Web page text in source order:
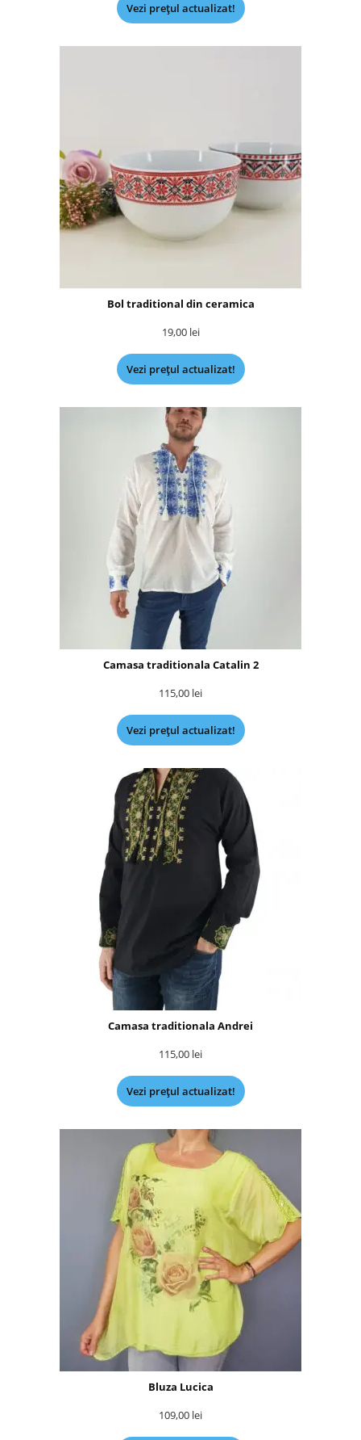
Vezi prețul actualizat!
Bol traditional din ceramica
19,00 lei
Vezi prețul actualizat!
Camasa traditionala Catalin 2
115,00 lei
Vezi prețul actualizat!
Camasa traditionala Andrei
115,00 lei
Vezi prețul actualizat!
Bluza Lucica
109,00 lei